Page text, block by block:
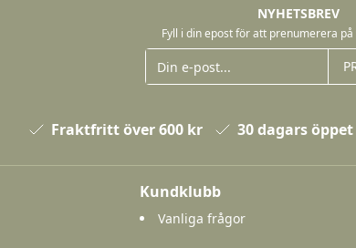
NYHETSBREV
Fyll i din epost för att prenumerera
Fraktfritt över 600 kr 30 dagars
Kundklubb
Vanliga frågor